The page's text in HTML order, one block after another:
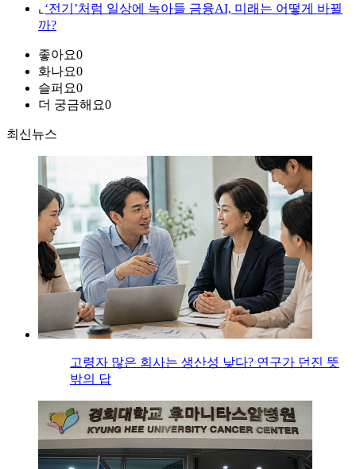
⌞ ‘전기’처럼 일상에 녹아들 금융AI, 미래는 어떻게 바뀔
까?
좋아요0
화나요0
슬퍼요0
더 궁금해요0
최신뉴스
고령자 많은 회사는 생산성 낮다? 연구가 던진 뜻
밖의 답